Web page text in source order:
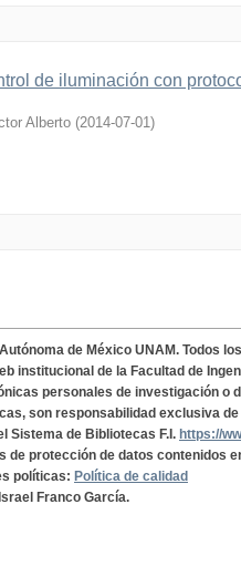
de iluminación con
Alberto (2014-07-01)
de México UNAM. Todos
institucional de la Facultad de
personales de investigación o
son responsabilidad exclusiva
Sistema de Bibliotecas F.I. https://
de protección de datos contenidos
políticas: Política de calidad
Franco García.